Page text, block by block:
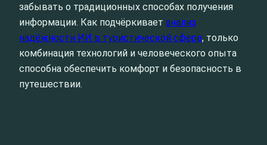
забывать о традиционных способах получения
информации. Как подчёркивает анализ
надёжности ИИ в туристической сфере, только
комбинация технологий и человеческого опыта
способна обеспечить комфорт и безопасность в
путешествии.